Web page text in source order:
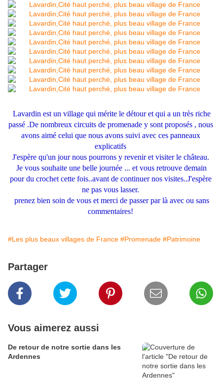
Lavardin est un village qui mérite le détour et qui a un très riche
passé .De nombreux circuits de promenade y sont proposés , nous
avons aimé celui que nous avons suivi avec ces panneaux
explicatifs
J'espère qu'un jour nous pourrons y revenir et visiter le château.
Je vous souhaite une belle journée ... et vous retrouve demain
pour du crochet cette fois..avant de continuer nos visites..J'espère
ne pas vous lasser.
prenez bien soin de vous et merci de passer par là avec ou sans
commentaires!
#Les plus beaux villages de France #Promenade #Patrimoine
Partager
Vous aimerez aussi
De retour de notre sortie dans les
Ardennes